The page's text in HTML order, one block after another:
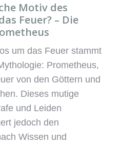
Motiv des
Feuer? – Die
um das Feuer stammt
Prometheus,
von den Göttern und
Dieses mutige
und Leiden
jedoch den
Wissen und